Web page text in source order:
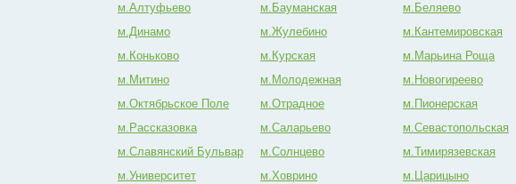
м.Алтуфьево
м.Бауманская м.Беляево
м.Динамо
м.Жулебино м.Кантемировская
м.Коньково
м.Курская м.Марьина Роща
м.Митино
м.Молодежная м.Новогиреево
м.Октябрьское Поле
м.Отрадное м.Пионерская
м.Рассказовка
м.Саларьево м.Севастопольская
м.Славянский Бульвар
м.Солнцево м.Тимирязевская
м.Университет
м.Ховрино м.Царицыно